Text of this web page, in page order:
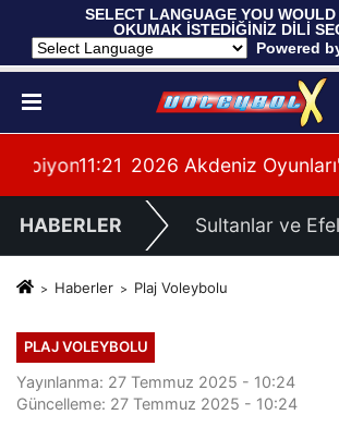
SELECT LANGUAGE YOU
OKUMAK İSTEDİĞİNİZ DİLİ
Powered
Galibiyetle Başladı
11:21 2026 Akdeniz
HABERLER Sultanlar ve
Haberler Plaj Voleybolu
PLAJ VOLEYBOLU
Yayınlanma: 27 Temmuz 2025 - 10:24
Güncelleme: 27 Temmuz 2025 - 10:24